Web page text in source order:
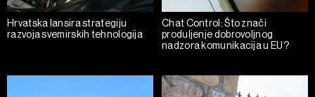
Hrvatska lansira strategiju
razvoja svemirskih tehnologija
Chat Control: Što znači
produljenje dobrovoljnog
nadzora komunikacija u EU?